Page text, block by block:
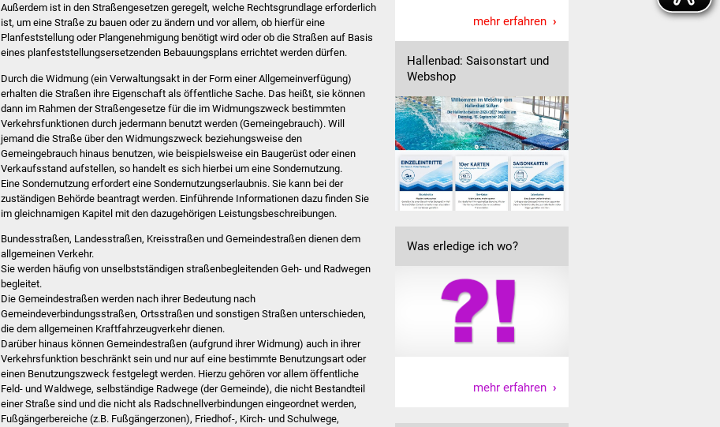
Außerdem ist in den Straßengesetzen geregelt, welche Rechtsgrundlage erforderlich
ist, um eine Straße zu bauen oder zu ändern und vor allem, ob hierfür eine
Planfeststellung oder Plangenehmigung benötigt wird oder ob die Straßen auf Basis
eines planfeststellungsersetzenden Bebauungsplans errichtet werden dürfen.
Durch die Widmung (ein Verwaltungsakt in der Form einer Allgemeinverfügung)
erhalten die Straßen ihre Eigenschaft als öffentliche Sache. Das heißt, sie können
dann im Rahmen der Straßengesetze für die im Widmungszweck bestimmten
Verkehrsfunktionen durch jedermann benutzt werden (Gemeingebrauch). Will
jemand die Straße über den Widmungszweck beziehungsweise den
Gemeingebrauch hinaus benutzen, wie beispielsweise ein Baugerüst oder einen
Verkaufsstand aufstellen, so handelt es sich hierbei um eine Sondernutzung.
Eine Sondernutzung erfordert eine Sondernutzungserlaubnis. Sie kann bei der
zuständigen Behörde beantragt werden. Einführende Informationen dazu finden Sie
im gleichnamigen Kapitel mit den dazugehörigen Leistungsbeschreibungen.
Bundesstraßen, Landesstraßen, Kreisstraßen und Gemeindestraßen dienen dem
allgemeinen Verkehr.
Sie werden häufig von unselbstständigen straßenbegleitenden Geh- und Radwegen
begleitet.
Die Gemeindestraßen werden nach ihrer Bedeutung nach
Gemeindeverbindungsstraßen, Ortsstraßen und sonstigen Straßen unterschieden,
die dem allgemeinen Kraftfahrzeugverkehr dienen.
Darüber hinaus können Gemeindestraßen (aufgrund ihrer Widmung) auch in ihrer
Verkehrsfunktion beschränkt sein und nur auf eine bestimmte Benutzungsart oder
einen Benutzungszweck festgelegt werden. Hierzu gehören vor allem öffentliche
Feld- und Waldwege, selbständige Radwege (der Gemeinde), die nicht Bestandteil
einer Straße sind und die nicht als Radschnellverbindungen eingeordnet werden,
Fußgängerbereiche (z.B. Fußgängerzonen), Friedhof-, Kirch- und Schulwege,
mehr erfahren
Hallenbad: Saisonstart und
Webshop
Was erledige ich wo?
mehr erfahren